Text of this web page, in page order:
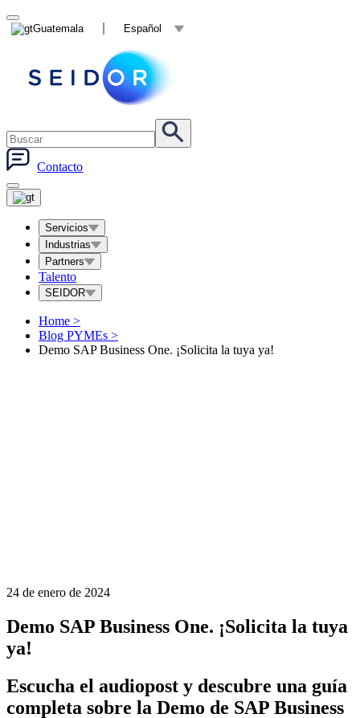
Guatemala Español
Contacto
Servicios
Industrias
Partners
Talento
SEIDOR
Home >
Blog PYMEs >
Demo SAP Business One. ¡Solicita la tuya ya!
24 de enero de 2024
Demo SAP Business One. ¡Solicita la tuya
ya!
Escucha el audiopost y descubre una guía
completa sobre la Demo de SAP Business